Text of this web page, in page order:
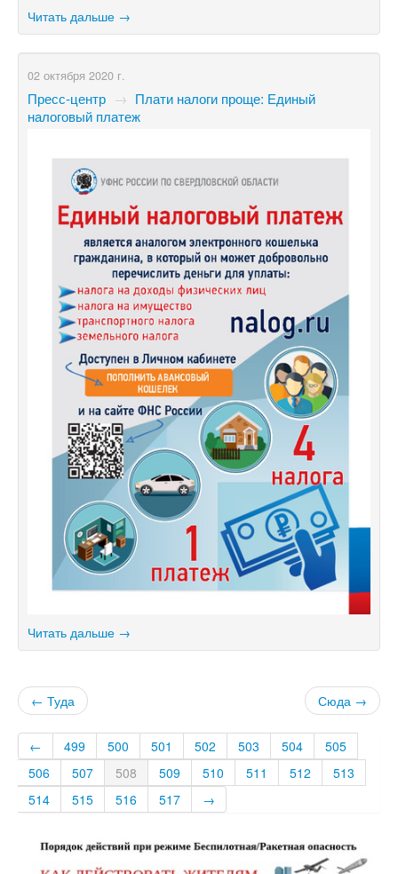
Читать дальше →
02 октября 2020 г.
Пресс-центр → Плати налоги проще: Единый
налоговый платеж
Читать дальше →
← Туда Сюда →
← 499 500 501 502 503 504
505
506
507 508 509 510 511 512
513
514
515 516 517 →